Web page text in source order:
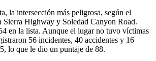
la intersección más peligrosa, según el
Sierra Highway y Soledad Canyon Road.
en la lista. Aunque el lugar no tuvo víctimas
56 incidentes, 40 accidentes y 16
lo que le dio un puntaje de 88.